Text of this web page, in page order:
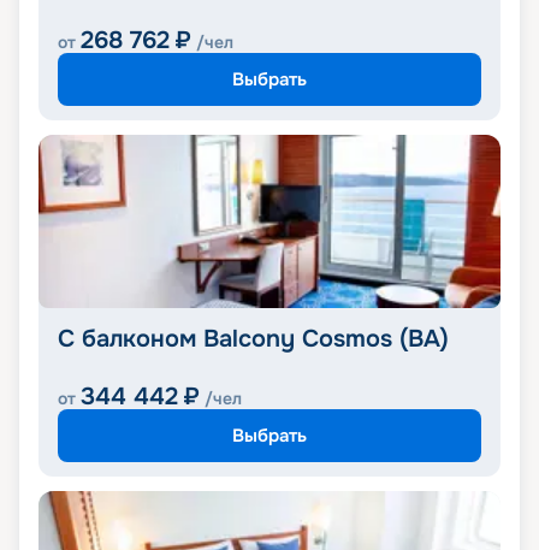
от 268 762 ₽ /чел
Выбрать
С балконом Balcony Cosmos (BA)
от 344 442 ₽ /чел
Выбрать